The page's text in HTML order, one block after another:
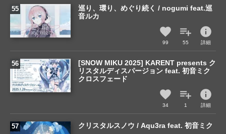
巡り、環り、めぐり続く / nogumi feat.巡
音ルカ
99 55
info
詳細
[SNOW MIKU 2025] KARENT presents ク
リスタルディスパージョン feat. 初音ミク
クロスフェード
34 1
info
詳細
クリスタルスノウ / Aqu3ra feat. 初音ミク